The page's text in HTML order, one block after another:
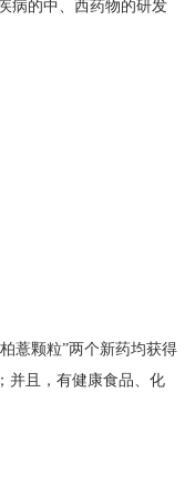
病的中、西药物的研发
薏颗粒”两个新药均获得
并且，有健康食品、化